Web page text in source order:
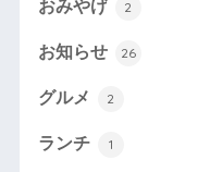
おみやげ 2
お知らせ 26
グルメ 2
ランチ 1